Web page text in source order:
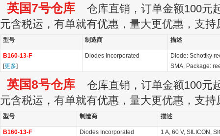
英国7号仓库 仓库直销，订单金额100元
元含税运，有单就有优惠，量大更优惠，支持
型号 制造商 描述
B160-13-F
[更多]
Diodes Incorporated
Diode: Schottky
SMA, Package:
英国8号仓库 仓库直销，订单金额100元
元含税运，有单就有优惠，量大更优惠，支持
型号 制造商 描述
B160-13-F
Diodes Incorporated 1 A, 60 V, SILICON,